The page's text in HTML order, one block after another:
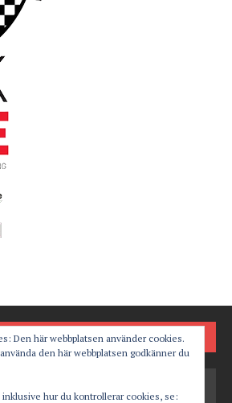
Den här webbplatsen använder cookies.
den här webbplatsen godkänner du
hur du kontrollerar cookies, se: